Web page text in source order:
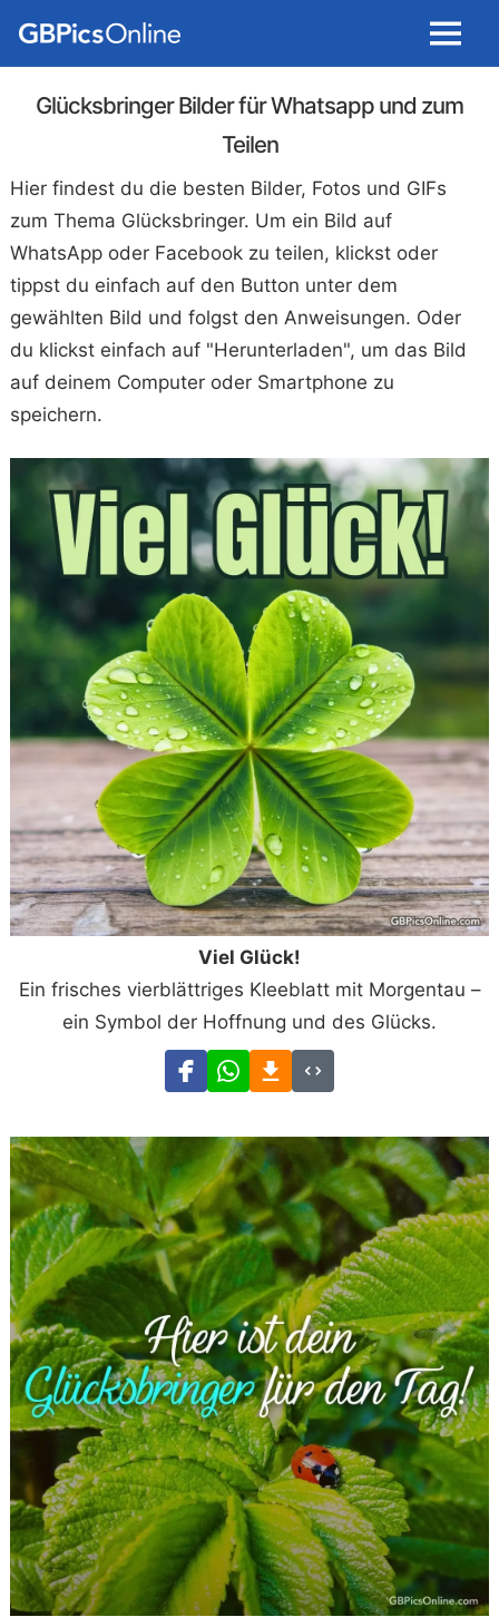
Menu
Glücksbringer Bilder für Whatsapp und zum
Teilen
Hier findest du die besten Bilder, Fotos und GIFs
zum Thema Glücksbringer. Um ein Bild auf
WhatsApp oder Facebook zu teilen, klickst oder
tippst du einfach auf den Button unter dem
gewählten Bild und folgst den Anweisungen. Oder
du klickst einfach auf "Herunterladen", um das Bild
auf deinem Computer oder Smartphone zu
speichern.
Viel Glück!
Ein frisches vierblättriges Kleeblatt mit Morgentau –
ein Symbol der Hoffnung und des Glücks.